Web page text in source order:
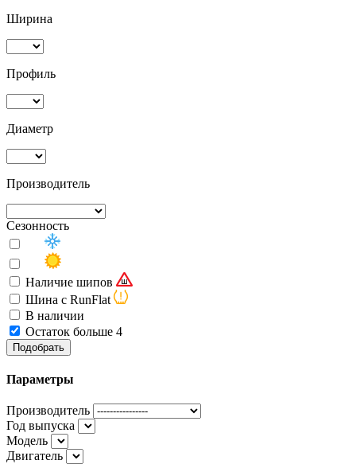
Ширина
Профиль
Диаметр
Производитель
Сезонность
Наличие шипов
Шина с RunFlat
В наличии
Остаток больше 4
Подобрать
Параметры
Производитель
Год выпуска
Модель
Двигатель